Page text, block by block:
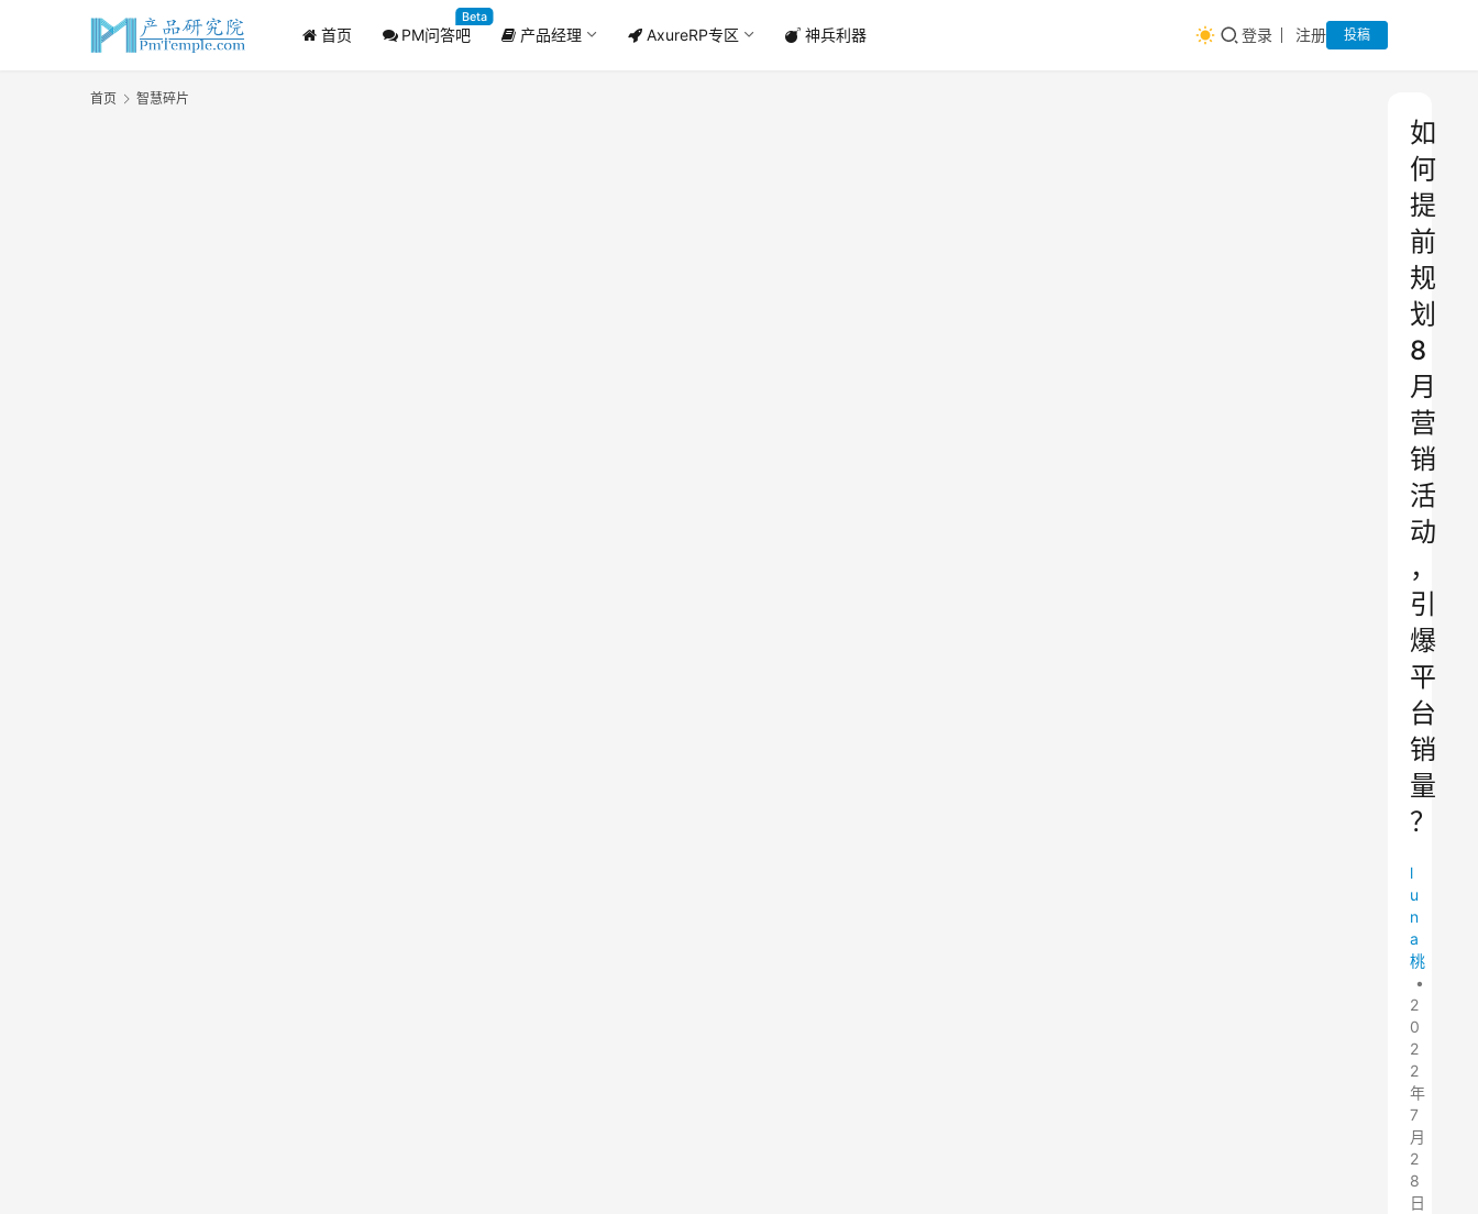
首页 PM问答吧
Beta
产品经理 AxureRP专区 神兵利器 登录 注册 投稿
首页 智慧碎片
如
何
提
前
规
划
8
月
营
销
活
动
，
引
爆
平
台
销
量
？
l
u
n
a
桃
•
2
0
2
2
年
7
月
2
8
日